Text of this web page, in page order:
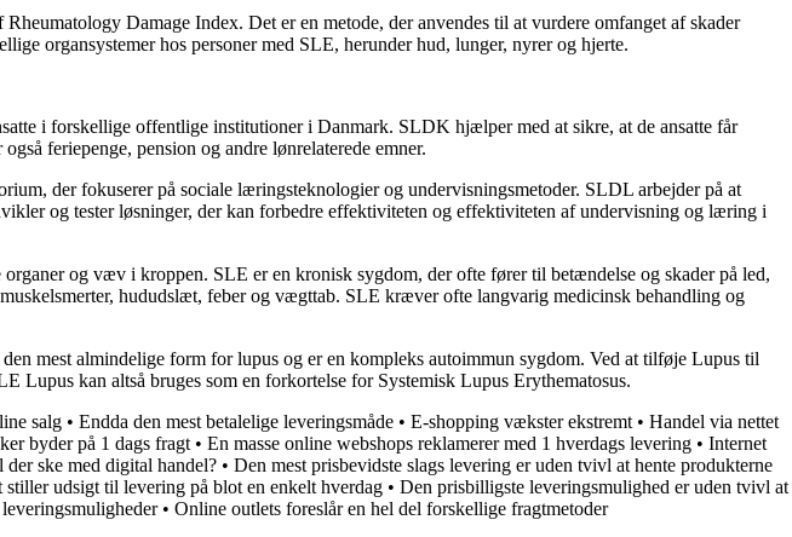
Damage Index. Det er en metode, der anvendes til at vurdere omfanget af skader
organsystemer hos personer med SLE, herunder hud, lunger, nyrer og hjerte.
i forskellige offentlige institutioner i Danmark. SLDK hjælper med at sikre, at de ansatte får
feriepenge, pension og andre lønrelaterede emner.
der fokuserer på sociale læringsteknologier og undervisningsmetoder. SLDL arbejder på at
og tester løsninger, der kan forbedre effektiviteten og effektiviteten af undervisning og læring i
og væv i kroppen. SLE er en kronisk sygdom, der ofte fører til betændelse og skader på led,
hududslæt, feber og vægttab. SLE kræver ofte langvarig medicinsk behandling og
mest almindelige form for lupus og er en kompleks autoimmun sygdom. Ved at tilføje Lupus til
Lupus kan altså bruges som en forkortelse for Systemisk Lupus Erythematosus.
salg • Endda den mest betalelige leveringsmåde • E-shopping vækster ekstremt • Handel via nettet
byder på 1 dags fragt • En masse online webshops reklamerer med 1 hverdags levering • Internet
der ske med digital handel? • Den mest prisbevidste slags levering er uden tvivl at hente produkterne
stiller udsigt til levering på blot en enkelt hverdag • Den prisbilligste leveringsmulighed er uden tvivl at
• Online outlets foreslår en hel del forskellige fragtmetoder